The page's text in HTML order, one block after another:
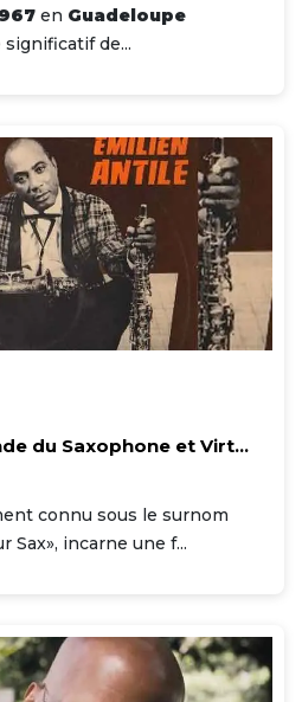
en Guadeloupe
de...
du Saxophone et Virt...
connu sous le surnom
Sax», incarne une f...